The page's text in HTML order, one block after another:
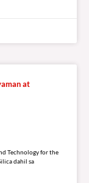
at
Technology for the
dahil sa